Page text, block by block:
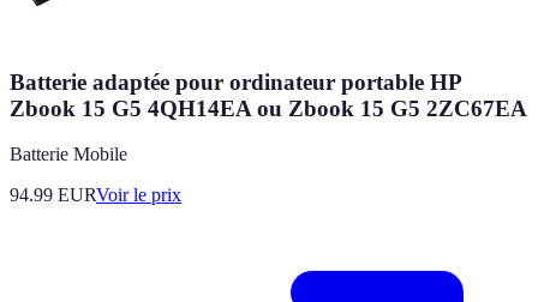
Batterie adaptée pour ordinateur portable HP
Zbook 15 G5 4QH14EA ou Zbook 15 G5 2ZC67EA
Batterie Mobile
94.99 EURVoir le prix